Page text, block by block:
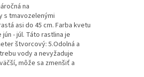
na
tmavozelenými
asi do 45 cm. Farba kvetu
- júl. Táto rastlina je
štvorcový: 5.Odolná a
vody a nevyžaduje
môže sa zmenšiť a